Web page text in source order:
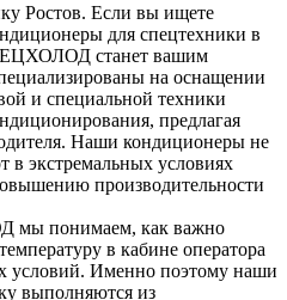
Ростов. Если вы ищете
для спецтехники в
станет вашим
на оснащении
и специальной техники
предлагая
Наши кондиционеры не
в экстремальных условиях
производительности
понимаем, как важно
в кабине оператора
условий. Именно поэтому наши
выполняются из